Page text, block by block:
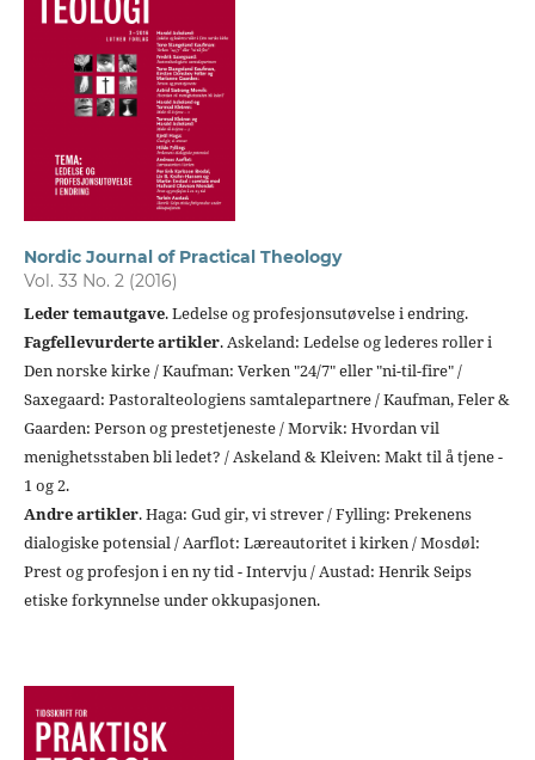
Nordic Journal of Practical Theology
Vol. 33 No. 2 (2016)
Leder temautgave. Ledelse og profesjonsutøvelse i endring.
Fagfellevurderte artikler. Askeland: Ledelse og lederes roller i
Den norske kirke / Kaufman: Verken "24/7" eller "ni-til-fire" /
Saxegaard: Pastoralteologiens samtalepartnere / Kaufman, Feler &
Gaarden: Person og prestetjeneste / Morvik: Hvordan vil
menighetsstaben bli ledet? / Askeland & Kleiven: Makt til å tjene -
1 og 2.
Andre artikler. Haga: Gud gir, vi strever / Fylling: Prekenens
dialogiske potensial / Aarflot: Læreautoritet i kirken / Mosdøl:
Prest og profesjon i en ny tid - Intervju / Austad: Henrik Seips
etiske forkynnelse under okkupasjonen.